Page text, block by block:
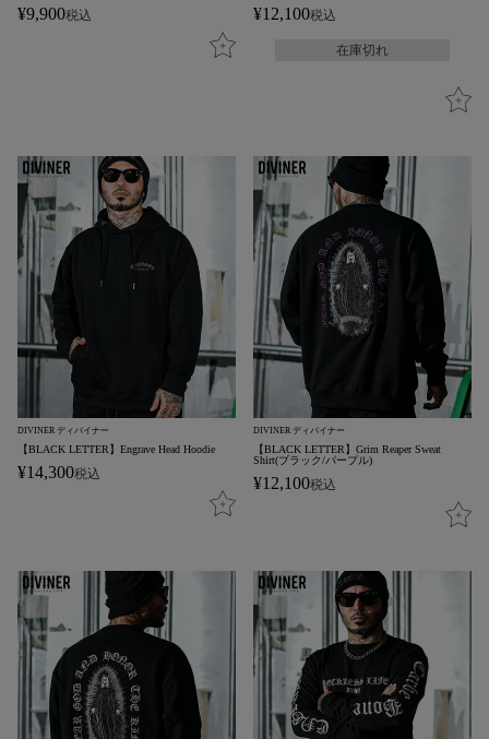
¥9,900税込 ¥12,100税込
在庫切れ
DIVINER ディバイナー
【BLACK LETTER】Engrave Head Hoodie
¥14,300税込
DIVINER ディバイナー
【BLACK LETTER】Grim Reaper Sweat
Shirt(ブラック/パープル)
¥12,100税込